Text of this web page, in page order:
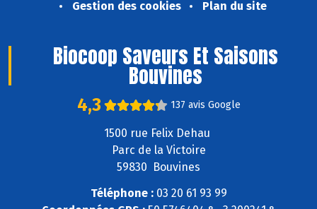
Gestion des cookies
Plan du site
Biocoop Saveurs Et Saisons
Bouvines
4,3 137 avis Google
1500 rue Felix Dehau
Parc de la Victoire
59830 Bouvines
Téléphone :03 20 61 93 99